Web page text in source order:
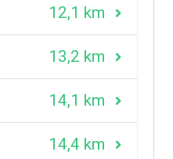
12,1 km
13,2 km
14,1 km
14,4 km